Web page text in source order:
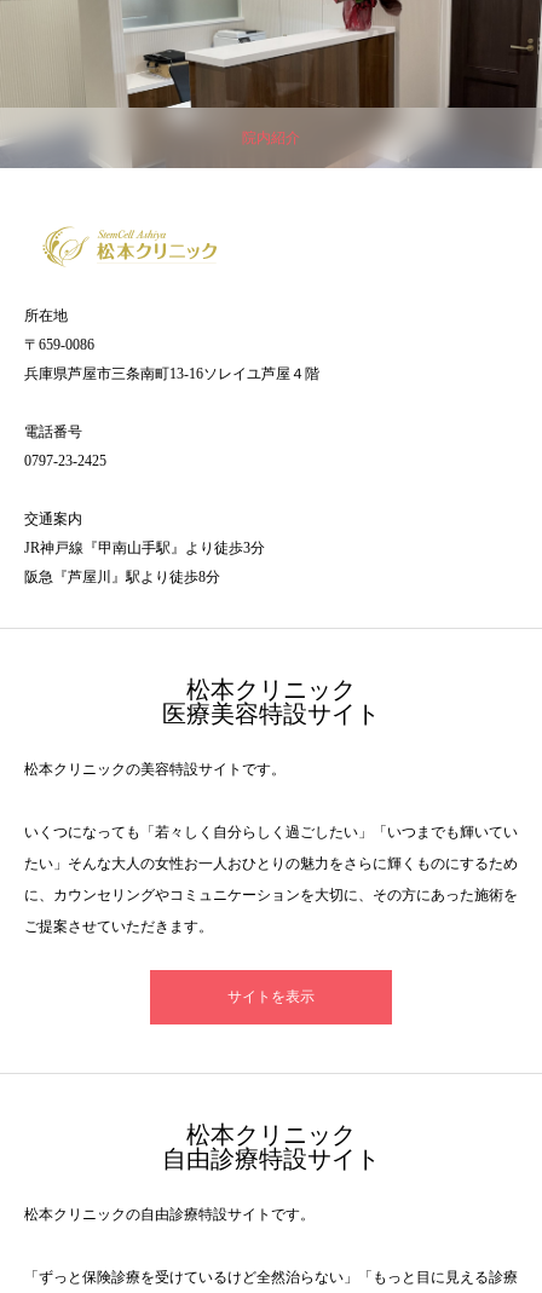
院内紹介
所在地
〒659-0086
兵庫県芦屋市三条南町13-16ソレイユ芦屋４階
電話番号
0797-23-2425
交通案内
JR神戸線『甲南山手駅』より徒歩3分
阪急『芦屋川』駅より徒歩8分
松本クリニック
医療美容特設サイト
松本クリニックの美容特設サイトです。
いくつになっても「若々しく自分らしく過ごしたい」「いつまでも輝いてい
たい」そんな大人の女性お一人おひとりの魅力をさらに輝くものにするため
に、カウンセリングやコミュニケーションを大切に、その方にあった施術を
ご提案させていただきます。
サイトを表示
​松本クリニック
自由診療特設サイト
松本クリニックの自由診療特設サイトです。
「ずっと保険診療を受けているけど全然治らない」「もっと目に見える診療